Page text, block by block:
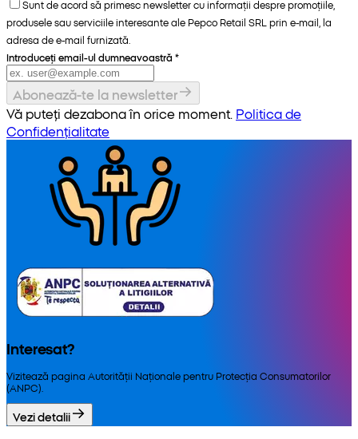
Sunt de acord să primesc newsletter cu informații despre promoțiile,
produsele sau serviciile interesante ale Pepco Retail SRL prin e-mail, la
adresa de e-mail furnizată.
Introduceți email-ul dumneavoastră *
Abonează-te la newsletter
Vă puteți dezabona în orice moment. Politica de
Confidențialitate
Interesat?
Vizitează pagina Autorității Naționale pentru Protecția Consumatorilor
(ANPC).
Vezi detalii